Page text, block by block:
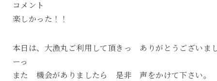
コメント
楽しかった！！
本日は、大漁丸ご利用して頂きっ ありがとうございま
ーっ
また 機会がありましたら 是非 声をかけて下さい。